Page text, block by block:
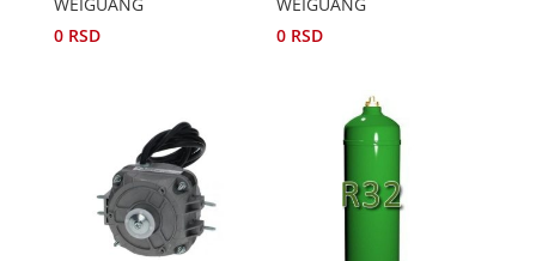
0 RSD
0 RSD